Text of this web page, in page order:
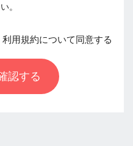
。
用規約について同意する
認する